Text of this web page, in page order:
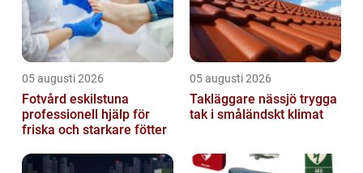
05 augusti 2026
Fotvård eskilstuna
professionell hjälp för
friska och starkare fötter
05 augusti 2026
Takläggare nässjö trygga
tak i småländskt klimat